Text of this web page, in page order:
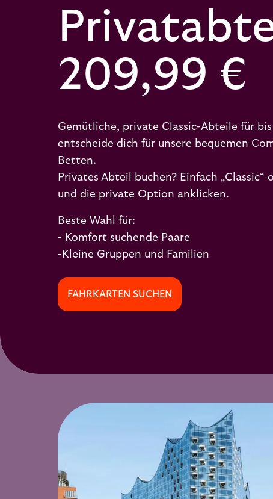
209,99 €
Gemütliche, private Classic-Abteile für
entscheide dich für unsere bequemen
Betten.
Privates Abteil buchen? Einfach „Classic“
und die private Option anklicken.
Beste Wahl für:
- Komfort suchende Paare
-Kleine Gruppen und Familien
FAHRKARTEN SUCHEN